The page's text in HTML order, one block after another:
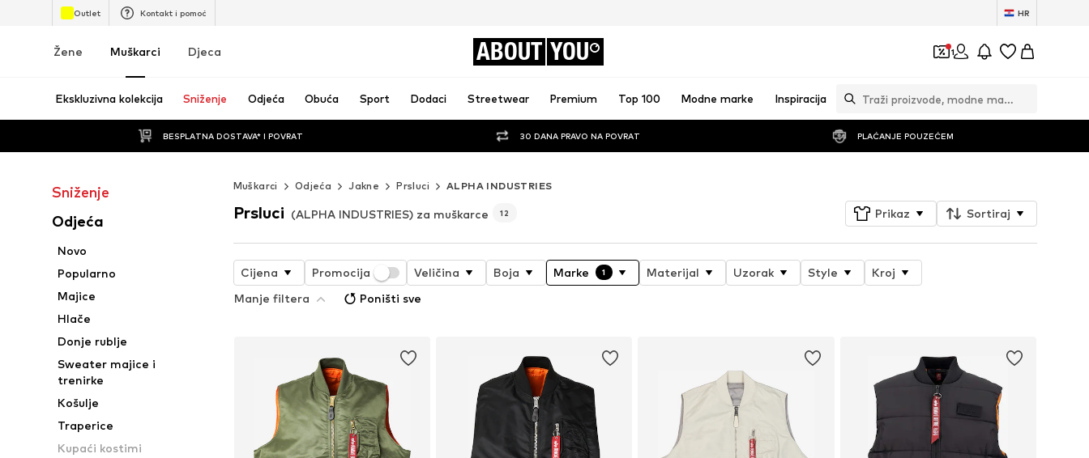
Outlet Kontakt i pomoć HR
Žene Muškarci Djeca ABOUT YOU 1
Ekskluzivna kolekcija Sniženje Odjeća Obuća Sport Dodaci Streetwear Premium Top 100 Modne marke Inspiracija
BESPLATNA DOSTAVA* I POVRAT 30 DANA PRAVO NA POVRAT PLAĆANJE POUZEĆEM
Sniženje
Odjeća
Novo
Popularno
Majice
Hlače
Donje rublje
Sweater majice i
trenirke
Košulje
Traperice
Kupaći kostimi
Muškarci Odjeća Jakne Prsluci ALPHA INDUSTRIES
Prsluci (ALPHA INDUSTRIES) za muškarce 12 Prikaz Sortiraj
Cijena Promocija Veličina Boja Marke 1 Materijal Uzorak Style
Kroj
Manje filtera
Poništi sve